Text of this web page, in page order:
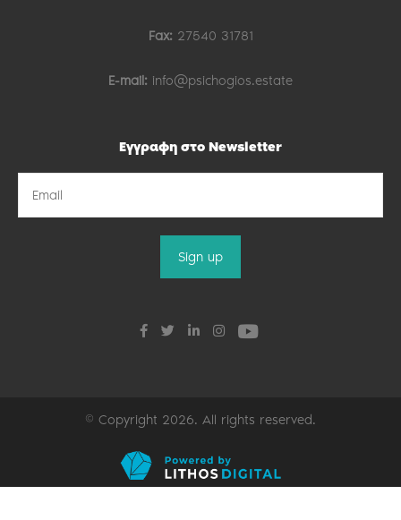
Fax: 27540 31781
E-mail: info@psichogios.estate
Εγγραφη στο Newsletter
© Copyright 2026. All rights reserved.